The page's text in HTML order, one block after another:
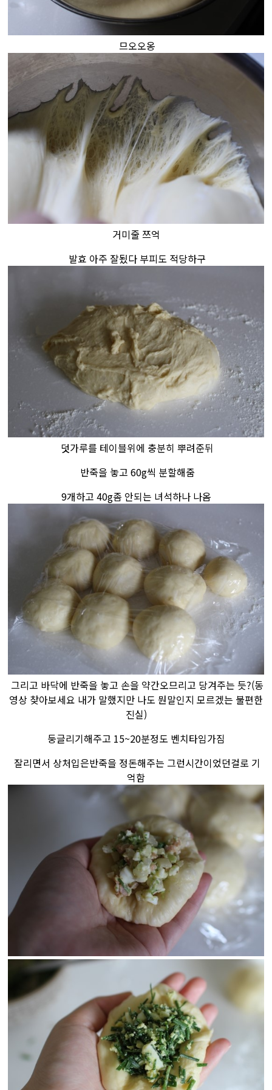
므오오옹
거미줄 쯔억
발효 아주 잘됬다 부피도 적당하구
덧가루를 테이블위에 충분히 뿌려준뒤
반죽을 놓고 60g씩 분할해줌
9개하고 40g좀 안되는 녀석하나 나옴
그리고 바닥에 반죽을 놓고 손을 약간오므리고 당겨주는 듯?(동
영상 찾아보세요 내가 말했지만 나도 뭔말인지 모르겠는 불편한
진실)
둥글리기해주고 15~20분정도 벤치타임가짐
잘리면서 상처입은반죽을 정돈해주는 그런시간이었던걸로 기
억함